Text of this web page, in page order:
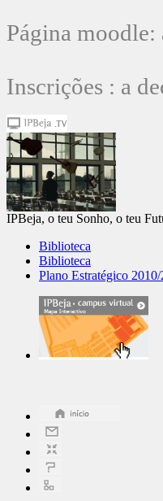
Página
Inscrições : a
IPBeja, o teu Sonho, o teu
Biblioteca
Biblioteca
Plano Estratégico